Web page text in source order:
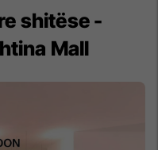
shitëse -
Mall